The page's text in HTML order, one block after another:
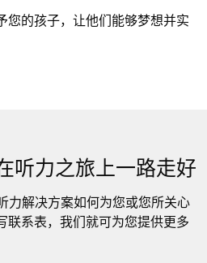
您的孩子，让他们能够梦想并实
听力之旅上一路走好
力解决方案如何为您或您所关心
联系表，我们就可为您提供更多